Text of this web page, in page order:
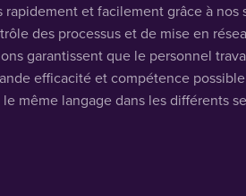
rapidement et facilement grâce à nos
des processus et de mise en
garantissent que le personnel
efficacité et compétence
le même langage dans les différents